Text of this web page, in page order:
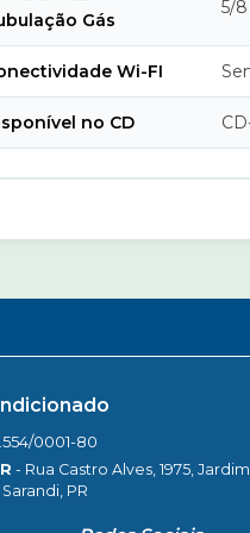
Gás
5/8
Wi-FI
no CD
0001-80
- Rua Castro Alves, 1975,
PR